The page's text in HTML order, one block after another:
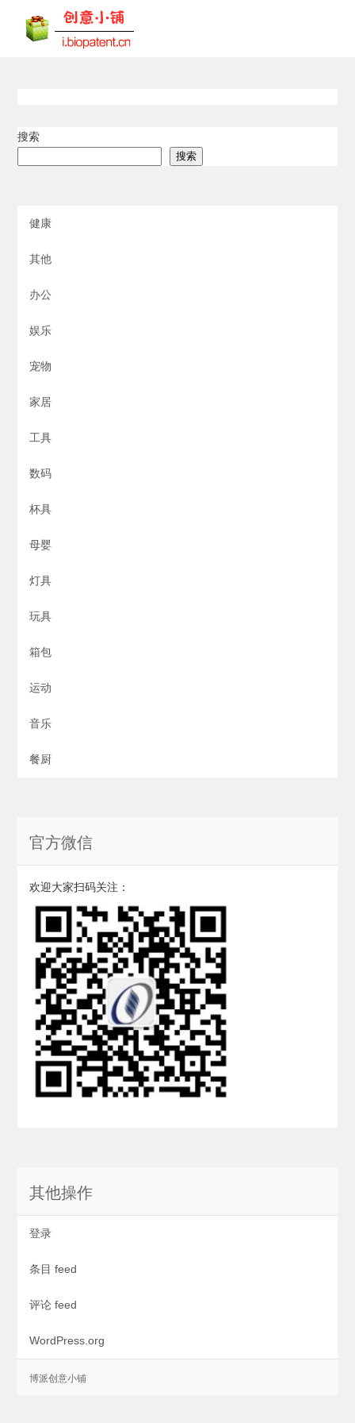
搜索
搜索
健康
其他
办公
娱乐
宠物
家居
工具
数码
杯具
母婴
灯具
玩具
箱包
运动
音乐
餐厨
官方微信
欢迎大家扫码关注：
其他操作
登录
条目 feed
评论 feed
WordPress.org